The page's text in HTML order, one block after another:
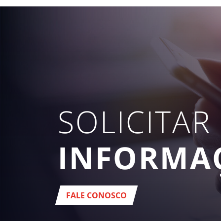
SOLICITAR
FALE CONOSCO